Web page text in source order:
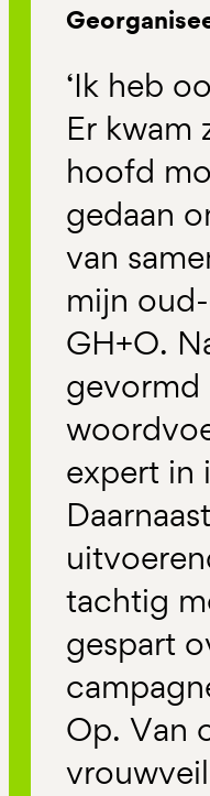
‘Ik heb
Er kwam
hoofd
gedaan
van
mijn
GH+O.
gevormd
expert in
tachtig
gespart
Op. Van